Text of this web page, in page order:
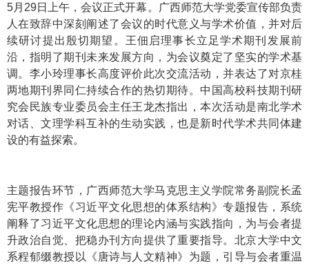
5月29日上午，会议正式开幕。广西师范大学党委宣传部负责
人在致辞中深刻阐述了会议的时代意义与学术价值，并对后
续研讨提出殷切期望。王佃启理事长立足学术期刊发展前
沿，指明了期刊未来发展方向，为会议奠定了坚实的学术基
调。李小玲理事长高度评价此次交流活动，并表达了对京桂
两地期刊界同仁持续合作的热切期待。中国高校科技期刊研
究会民族专业委员会主任王龙杰指出，本次活动是南北学术
对话、文理学科互补的生动实践，也是新时代学术共同体建
设的有益探索。
主题报告环节，广西师范大学马克思主义学院常务副院长孟
宪平教授作《习近平文化思想的体系结构》专题报告，系统
阐释了习近平文化思想的理论内涵与实践指向，为与会者提
升政治自觉、把稳办刊方向提供了重要指导。北京大学中文
系程郁缀教授以《唐诗与人文精神》为题，引导与会者重温